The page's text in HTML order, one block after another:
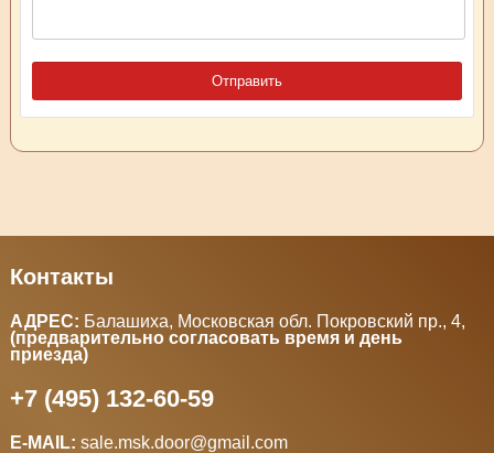
Контакты
АДРЕС: Балашиха, Московская обл. Покровский пр., 4,
(предварительно согласовать время и день
приезда)
+7 (495) 132-60-59
E-MAIL: sale.msk.door@gmail.com